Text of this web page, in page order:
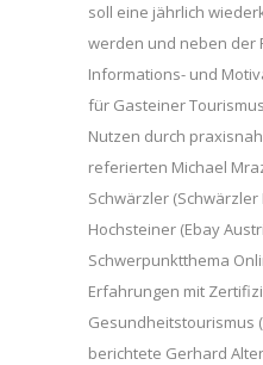
soll eine jährlich
werden und neben der
Informations- und
für Gasteiner
Nutzen durch
referierten Michael
Schwärzler
Hochsteiner (Ebay
Schwerpunktthema
Erfahrungen mit
Gesundheitstourismus
berichtete Gerhard